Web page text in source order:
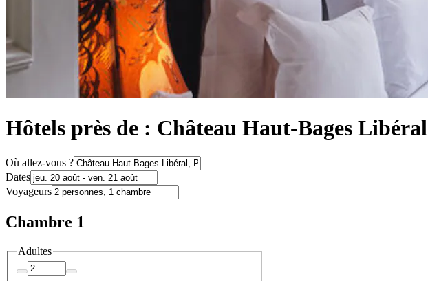
Hôtels près de : Château Haut-Bages Libéral
Où allez-vous ?
Dates
Voyageurs
Chambre 1
Adultes